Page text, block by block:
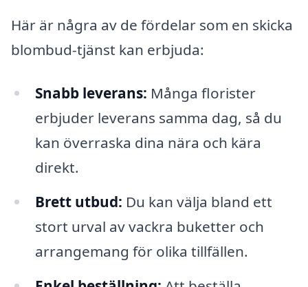
Här är några av de fördelar som en skicka
blombud-tjänst kan erbjuda:
Snabb leverans: Många florister
erbjuder leverans samma dag, så du
kan överraska dina nära och kära
direkt.
Brett utbud: Du kan välja bland ett
stort urval av vackra buketter och
arrangemang för olika tillfällen.